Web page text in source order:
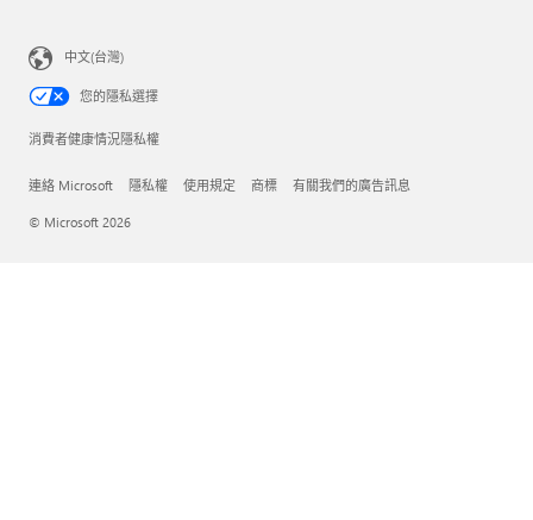
中文(台灣)
您的隱私選擇
消費者健康情況隱私權
連絡 Microsoft 隱私權 使用規定 商標 有關我們的廣告訊息
© Microsoft 2026